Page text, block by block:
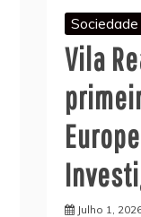
Sociedade
Vila
Julho 1,